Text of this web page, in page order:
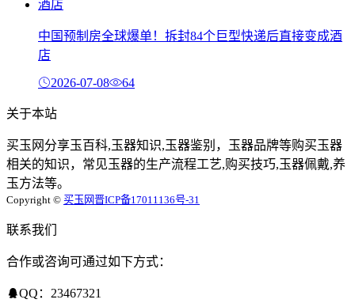
中国预制房全球爆单！拆封84个巨型快递后直接变成酒
店
2026-07-08 64
关于本站
买玉网分享玉百科,玉器知识,玉器鉴别，玉器品牌等购买玉器
相关的知识，常见玉器的生产流程工艺,购买技巧,玉器佩戴,养
玉方法等。
Copyright © 买玉网晋ICP备17011136号-31
联系我们
合作或咨询可通过如下方式：
QQ：23467321